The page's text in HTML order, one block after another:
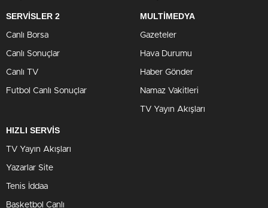
SERVİSLER 2
Canlı Borsa
Canlı Sonuçlar
Canlı TV
Futbol Canlı Sonuçlar
MULTİMEDYA
Gazeteler
Hava Durumu
Haber Gönder
Namaz Vakitleri
TV Yayın Akışları
HIZLI SERVİS
TV Yayın Akışları
Yazarlar Site
Tenis İddaa
Basketbol Canlı